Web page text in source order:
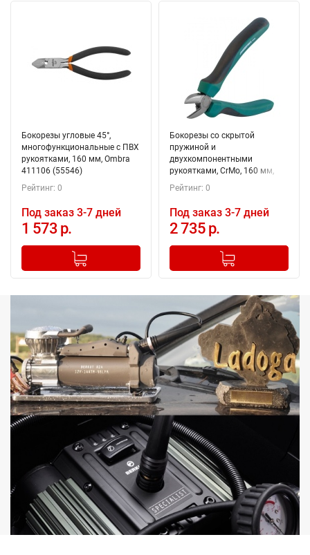
Бокорезы угловые 45°,
многофункциональные с ПВХ
рукоятками, 160 мм, Ombra
411106 (55546)
Рейтинг: 0
Под заказ 3-7 дней
1 573 р.
+
Добавлено в корзину
Бокорезы со скрытой
пружиной и
двухкомпонентными
рукоятками, CrMo, 160 мм,
Jonnesway P8606 (48446)
Рейтинг: 0
Под заказ 3-7 дней
2 735 р.
+
Добавлено в корзину